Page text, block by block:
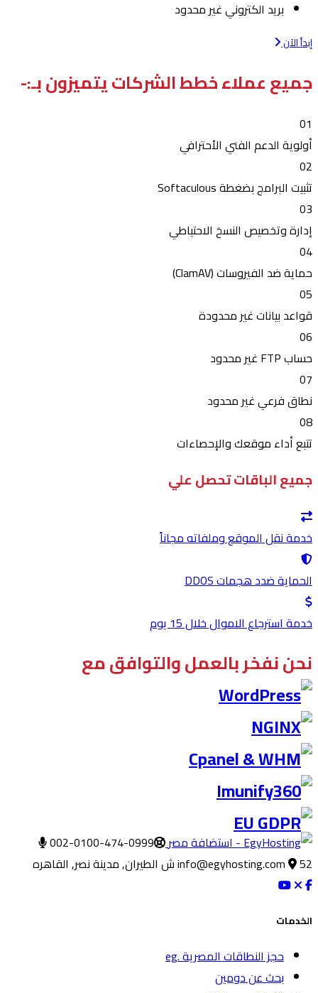
بريد الكتروني غير محدود
إبدأ الآن
جميع عملاء خطط الشركات يتميزون بـ:-
01
أولوية الدعم الفني الأحترافي
02
تثبيت البرامج بضغطة Softaculous
03
إدارة وتخصيص النسخ الاحتياطي
04
حماية ضد الفيروسات (ClamAV)
05
قواعد بيانات غير محدودة
06
حساب FTP غير محدود
07
نطاق فرعي غير محدود
08
تتبع أداء موقعك والإحصاءات
جميع الباقات تحصل علي
خدمة نقل الموقع وملفاته مجاناً
الحماية ضدد هجمات DDOS
خدمة استرجاع الاموال خلال 15 يوم
نحن نفخر بالعمل والتوافق مع
002-0100-474-0999
info@egyhosting.com
52 ش الطيران, مدينة نصر, القاهره
الخدمات
حجز النطاقات المصرية .eg
بحث عن دومين